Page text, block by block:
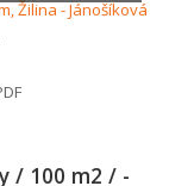
/ 100 m2 / -